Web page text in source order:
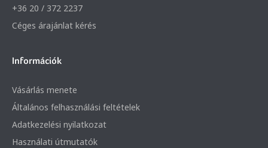
+36 20 / 372 2237
Céges árajánlat kérés
Információk
Vásárlás menete
Általános felhasználási feltételek
Adatkezelési nyilatkozat
Használati útmutatók